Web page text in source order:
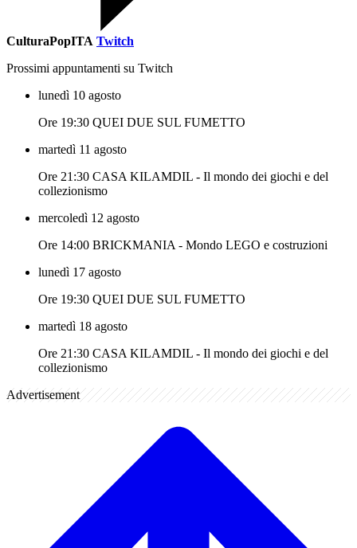
CulturaPopITA Twitch
Prossimi appuntamenti su Twitch
lunedì 10 agosto
Ore 19:30 QUEI DUE SUL FUMETTO
martedì 11 agosto
Ore 21:30 CASA KILAMDIL - Il mondo dei giochi e del
collezionismo
mercoledì 12 agosto
Ore 14:00 BRICKMANIA - Mondo LEGO e costruzioni
lunedì 17 agosto
Ore 19:30 QUEI DUE SUL FUMETTO
martedì 18 agosto
Ore 21:30 CASA KILAMDIL - Il mondo dei giochi e del
collezionismo
Advertisement